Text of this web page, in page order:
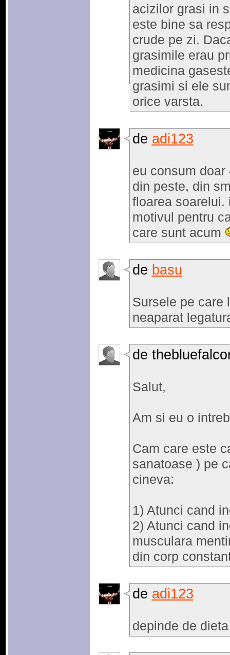
acizilor grasi in
este bine sa
crude pe zi.
grasimile erau
medicina
grasimi si ele
orice varsta.
de adi123
eu consum
din peste, din
floarea soarelui.
motivul pentru
care sunt acum
de basu
Sursele pe care
neaparat
de
Salut,
Am si eu o
Cam care este
sanatoase ) pe
cineva:
1) Atunci cand
2) Atunci cand
musculara
din corp
de adi123
depinde de